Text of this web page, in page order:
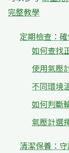
完整教學
定期檢查：
如何查找
使用氣壓
不同環境
如何判斷
氣壓計選
清潔保養：